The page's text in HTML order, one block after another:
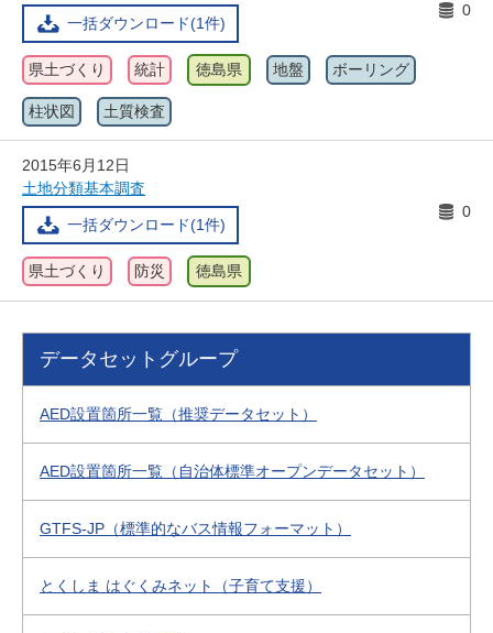
一括ダウンロード(1件)
0
県土づくり 統計 徳島県 地盤 ボーリング
柱状図 土質検査
2015年6月12日
土地分類基本調査
一括ダウンロード(1件)
0
県土づくり 防災 徳島県
データセットグループ
AED設置箇所一覧（推奨データセット）
AED設置箇所一覧（自治体標準オープンデータセット）
GTFS-JP（標準的なバス情報フォーマット）
とくしま はぐくみネット（子育て支援）